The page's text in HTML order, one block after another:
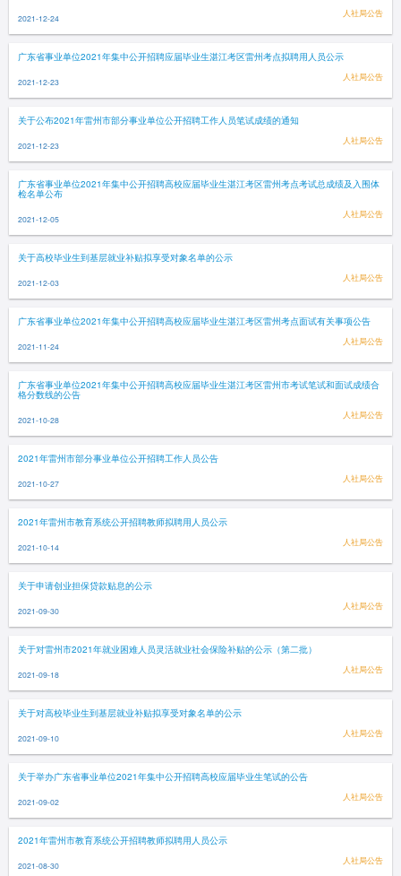
2021-12-24 人社局公告
广东省事业单位2021年集中公开招聘应届毕业生湛江考区雷州考点拟聘用人员公示
2021-12-23 人社局公告
关于公布2021年雷州市部分事业单位公开招聘工作人员笔试成绩的通知
2021-12-23 人社局公告
广东省事业单位2021年集中公开招聘高校应届毕业生湛江考区雷州考点考试总成绩及入围体
检名单公布
2021-12-05 人社局公告
关于高校毕业生到基层就业补贴拟享受对象名单的公示
2021-12-03 人社局公告
广东省事业单位2021年集中公开招聘高校应届毕业生湛江考区雷州考点面试有关事项公告
2021-11-24 人社局公告
广东省事业单位2021年集中公开招聘高校应届毕业生湛江考区雷州市考试笔试和面试成绩合
格分数线的公告
2021-10-28 人社局公告
2021年雷州市部分事业单位公开招聘工作人员公告
2021-10-27 人社局公告
2021年雷州市教育系统公开招聘教师拟聘用人员公示
2021-10-14 人社局公告
关于申请创业担保贷款贴息的公示
2021-09-30 人社局公告
关于对雷州市2021年就业困难人员灵活就业社会保险补贴的公示（第二批）
2021-09-18 人社局公告
关于对高校毕业生到基层就业补贴拟享受对象名单的公示
2021-09-10 人社局公告
关于举办广东省事业单位2021年集中公开招聘高校应届毕业生笔试的公告
2021-09-02 人社局公告
2021年雷州市教育系统公开招聘教师拟聘用人员公示
2021-08-30 人社局公告